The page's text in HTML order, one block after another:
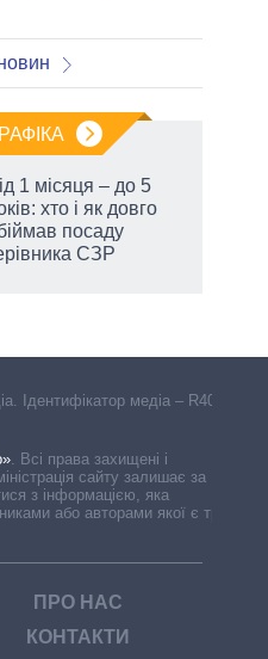
1 місяця – до 5
хто і як довго
посаду
СЗР
Ідентифікатор медіа – R40-
. Всі права захищені і
сайту залишає за
з інформацією, яка
або авторами якої є треті
ПРО НАС
КОНТАКТИ